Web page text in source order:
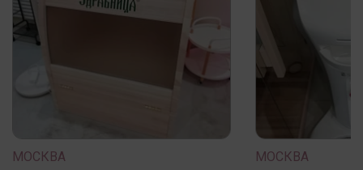
МОСКВА МОСКВА